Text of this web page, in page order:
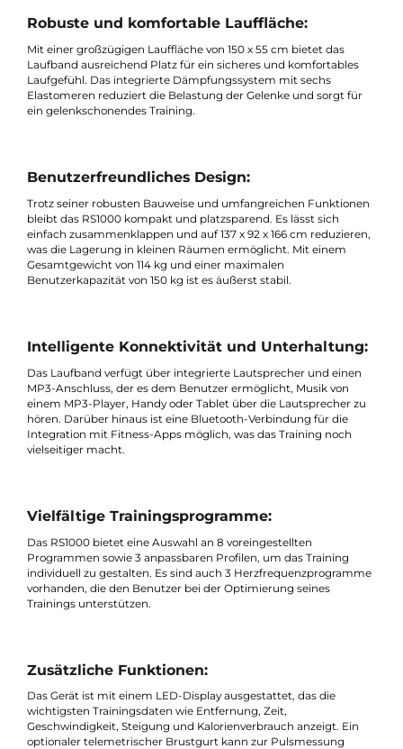
Elektrische Neigungsverstellung:
Das RS1000 bietet eine elektrische Neigung von bis zu 15%, die
ebenfalls über Soforttasten reguliert werden kann. Dies
ermöglicht eine Steigerung der Trainingsintensität und
das Laufen auf hügeligem Terrain.
Robuste und komfortable Lauffläche:
Mit einer großzügigen Lauffläche von 150 x 55 cm bietet das
Laufband ausreichend Platz für ein sicheres und komfortables
Laufgefühl. Das integrierte Dämpfungssystem mit sechs
Elastomeren reduziert die Belastung der Gelenke und sorgt für
ein gelenkschonendes Training.
Benutzerfreundliches Design:
Trotz seiner robusten Bauweise und umfangreichen
bleibt das RS1000 kompakt und platzsparend. Es lässt sich
einfach zusammenklappen und auf 137 x 92 x 166 cm
was die Lagerung in kleinen Räumen ermöglicht. Mit einem
Gesamtgewicht von 114 kg und einer maximalen
Intelligente Konnektivität und
Das Laufband verfügt über integrierte Lautsprecher und einen
MP3-Anschluss, der es dem Benutzer ermöglicht, Musik von
einem MP3-Player, Handy oder Tablet über die Lautsprecher
vielseitiger macht.
Vielfältige Trainingsprogramme: